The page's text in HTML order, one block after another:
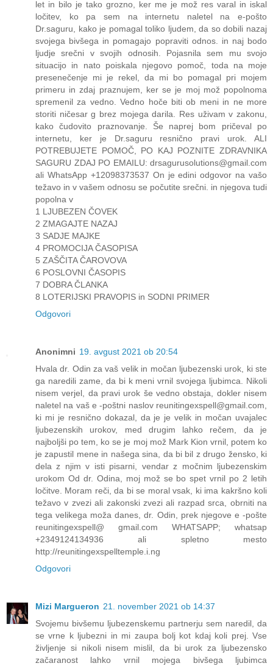
let in bilo je tako grozno, ker me je mož res varal in iskal
ločitev, ko pa sem na internetu naletel na e-pošto
Dr.saguru, kako je pomagal toliko ljudem, da so dobili nazaj
svojega bivšega in pomagajo popraviti odnos. in naj bodo
ljudje srečni v svojih odnosih. Pojasnila sem mu svojo
situacijo in nato poiskala njegovo pomoč, toda na moje
presenečenje mi je rekel, da mi bo pomagal pri mojem
primeru in zdaj praznujem, ker se je moj mož popolnoma
spremenil za vedno. Vedno hoče biti ob meni in ne more
storiti ničesar g brez mojega darila. Res uživam v zakonu,
kako čudovito praznovanje. Še naprej bom pričeval po
internetu, ker je Dr.saguru resnično pravi urok. ALI
POTREBUJETE POMOČ, PO KAJ POZNITE ZDRAVNIKA
SAGURU ZDAJ PO EMAILU: drsagurusolutions@gmail.com
ali WhatsApp +12098373537 On je edini odgovor na vašo
težavo in v vašem odnosu se počutite srečni. in njegova tudi
popolna v
1 LJUBEZEN ČOVEK
2 ZMAGAJTE NAZAJ
3 SADJE MAJKE
4 PROMOCIJA ČASOPISA
5 ZAŠČITA ČAROVOVA
6 POSLOVNI ČASOPIS
7 DOBRA ČLANKA
8 LOTERIJSKI PRAVOPIS in SODNI PRIMER
Odgovori
Anonimni 19. avgust 2021 ob 20:54
Hvala dr. Odin za vaš velik in močan ljubezenski urok, ki ste
ga naredili zame, da bi k meni vrnil svojega ljubimca. Nikoli
nisem verjel, da pravi urok še vedno obstaja, dokler nisem
naletel na vaš e -poštni naslov reunitingexspell@gmail.com,
ki mi je resnično dokazal, da je je velik in močan uvajalec
ljubezenskih urokov, med drugim lahko rečem, da je
najboljši po tem, ko se je moj mož Mark Kion vrnil, potem ko
je zapustil mene in našega sina, da bi bil z drugo žensko, ki
dela z njim v isti pisarni, vendar z močnim ljubezenskim
urokom Od dr. Odina, moj mož se bo spet vrnil po 2 letih
ločitve. Moram reči, da bi se moral vsak, ki ima kakršno koli
težavo v zvezi ali zakonski zvezi ali razpad srca, obrniti na
tega velikega moža danes, dr. Odin, prek njegove e -pošte
reunitingexspell@ gmail.com WHATSAPP; whatsap
+2349124134936 ali spletno mesto
http://reunitingexspelltemple.i.ng
Odgovori
Mizi Margueron 21. november 2021 ob 14:37
Svojemu bivšemu ljubezenskemu partnerju sem naredil, da
se vrne k ljubezni in mi zaupa bolj kot kdaj koli prej. Vse
življenje si nikoli nisem mislil, da bi urok za ljubezensko
začaranost lahko vrnil mojega bivšega ljubimca